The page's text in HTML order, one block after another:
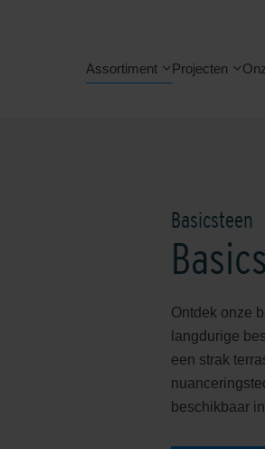
Assortiment Projecten
Basicsteen
Ontdek onze
langdurige
een strak
beschikbaar